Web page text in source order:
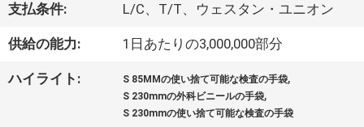
私
達
に
支払条件: L/C、T/T、ウェスタン・ユニオン
供給の能力: 1日あたりの3,000,000部分
ハイライト: S 85MMの使い捨て可能な検査の手袋,
S 230mmの外科ビニールの手袋,
S 230mmの使い捨て可能な検査の手袋